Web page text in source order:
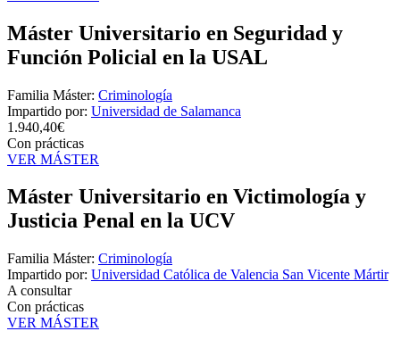
Máster Universitario en Seguridad y
Función Policial en la USAL
Familia Máster: Criminología
Impartido por: Universidad de Salamanca
1.940,40€
Con prácticas
VER MÁSTER
Máster Universitario en Victimología y
Justicia Penal en la UCV
Familia Máster: Criminología
Impartido por: Universidad Católica de Valencia San Vicente Mártir
A consultar
Con prácticas
VER MÁSTER